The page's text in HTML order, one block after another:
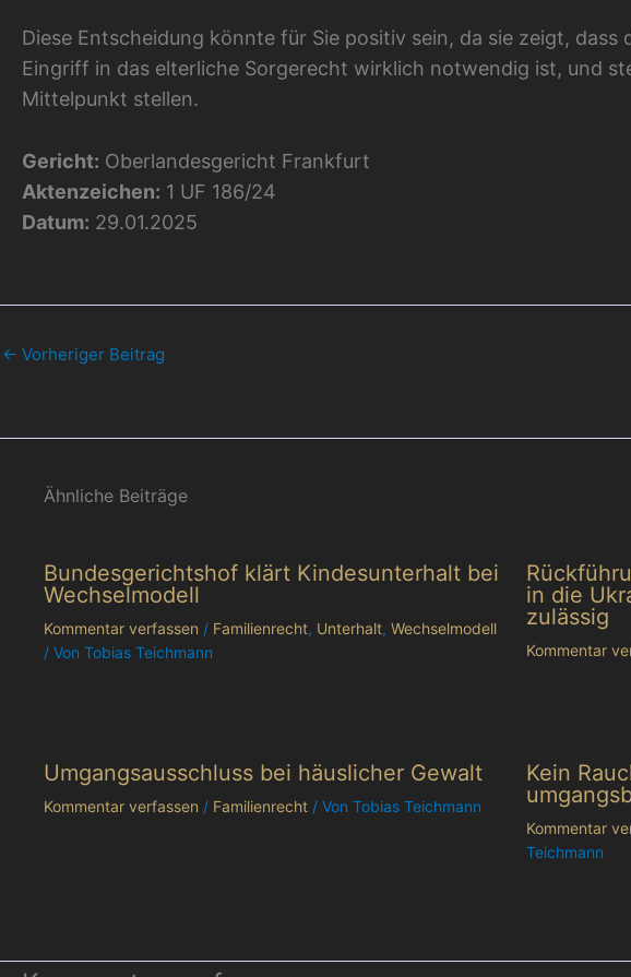
Diese Entscheidung könnte für Sie positiv sein, da sie zeigt, dass
Eingriff in das elterliche Sorgerecht wirklich notwendig ist, und
Mittelpunkt stellen.
Gericht: Oberlandesgericht Frankfurt
Aktenzeichen: 1 UF 186/24
Datum: 29.01.2025
← Vorheriger Beitrag
Ähnliche Beiträge
Bundesgerichtshof klärt Kindesunterhalt bei
Wechselmodell
Kommentar verfassen / Familienrecht, Unterhalt, Wechselmodell
/ Von Tobias Teichmann
in die
zulässig
Kommentar
Umgangsausschluss bei häuslicher Gewalt
Kommentar verfassen / Familienrecht / Von Tobias Teichmann
Kein
Kommentar
Teichmann